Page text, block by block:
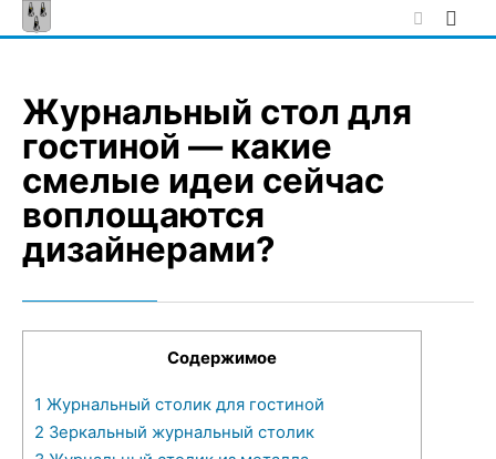
Skip
to
Журнальный стол для
гостиной — какие
смелые идеи сейчас
воплощаются
дизайнерами?
Содержимое
1 Журнальный столик для гостиной
2 Зеркальный журнальный столик